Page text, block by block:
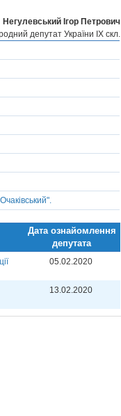
Негулевський Ігор Петрович
депутат України IX скл.
Дата ознайомлення
депутата
05.02.2020
13.02.2020